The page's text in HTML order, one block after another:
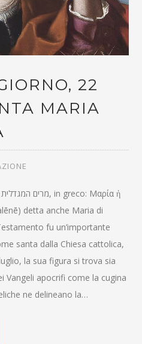
22
MARIA
detta anche Maria di
fu un’importante
santa dalla Chiesa cattolica,
la sua figura si trova sia
Vangeli apocrifi come la cugina
ne delineano la…